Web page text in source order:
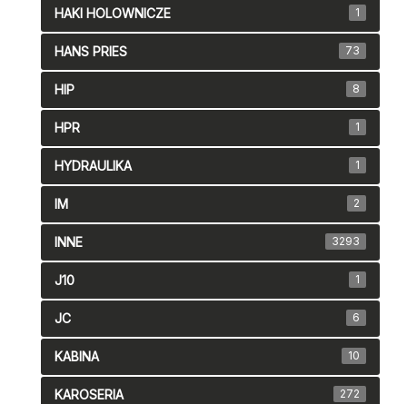
HAKI HOLOWNICZE 1
HANS PRIES 73
HIP 8
HPR 1
HYDRAULIKA 1
IM 2
INNE 3293
J10 1
JC 6
KABINA 10
KAROSERIA 272